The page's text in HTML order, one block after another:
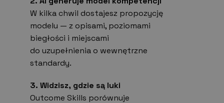
W kilka chwil dostajesz propozycję
modelu — z opisami, poziomami
biegłości i miejscami
do uzupełnienia o wewnętrzne
standardy.
3. Widzisz, gdzie są luki
Outcome Skills porównuje